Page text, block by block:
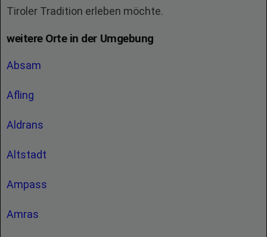
Tiroler Tradition erleben möchte.
weitere Orte in der Umgebung
Absam
Afling
Aldrans
Altstadt
Ampass
Amras